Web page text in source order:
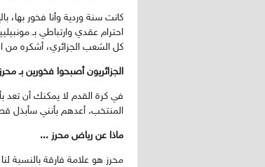
احترام عقدي وارتباطي بـ
كل الشعب الجزائري، أشكره من
الجزائريون أصبحوا فخورين بـ
في كرة القدم لا يمكنك أن تعد
المنتخب. أعدهم بأنني سأبذل
ماذا عن رياض محرز ...
محرز هو علامة فارقة بالنسبة